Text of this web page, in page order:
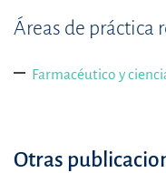
Áreas de práctica
Farmacéutico y
Otras